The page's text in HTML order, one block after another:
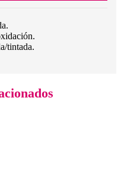
tintada.